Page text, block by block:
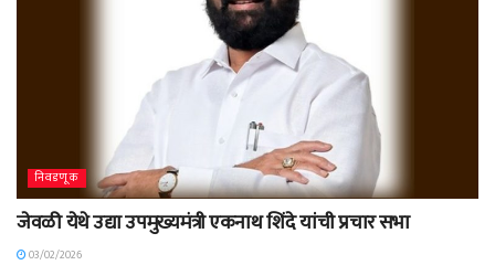
निवडणूक
जेवळी येथे उद्या उपमुख्यमंत्री एकनाथ शिंदे यांची प्रचार सभा
03/02/2026